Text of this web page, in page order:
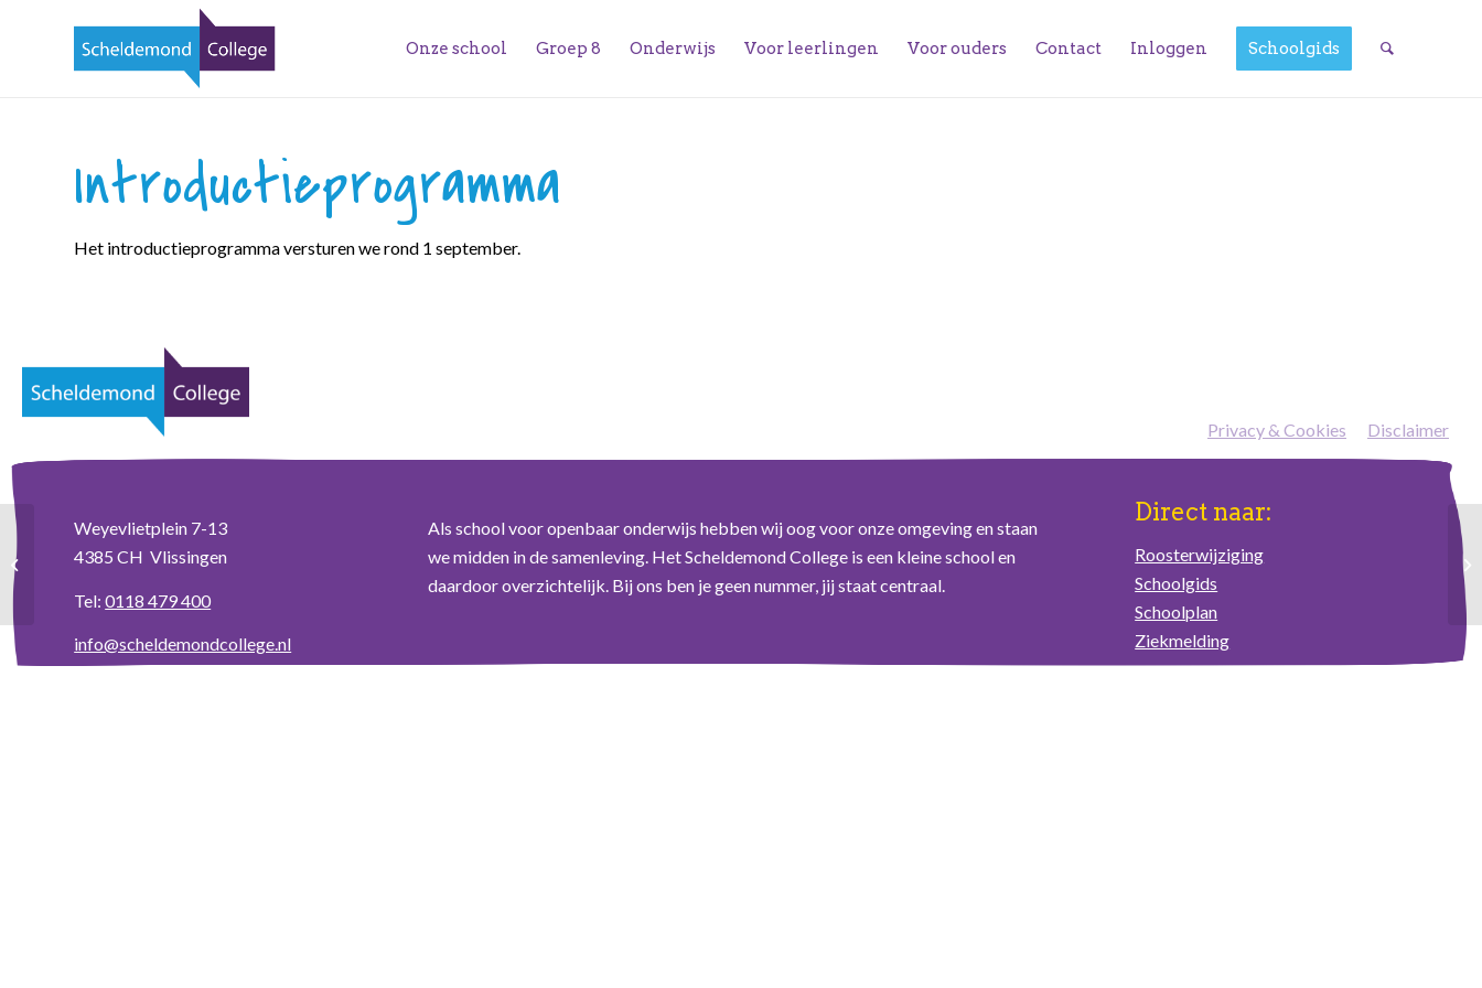
Onze school Groep 8 Onderwijs Voor leerlingen Voor ouders Contact Inloggen Schoolgids
Introductieprogramma
Het introductieprogramma versturen we rond 1 september.
Privacy & Cookies Disclaimer
Weyevlietplein 7-13
4385 CH Vlissingen
Tel:0118 479 400
info@scheldemondcollege.nl
Als school voor openbaar onderwijs hebben wij oog voor onze omgeving en staan
we midden in de samenleving. Het Scheldemond College is een kleine school en
daardoor overzichtelijk. Bij ons ben je geen nummer, jij staat centraal.
Direct naar:
Roosterwijziging
Schoolgids
Schoolplan
Ziekmelding
Nieuwsbrief